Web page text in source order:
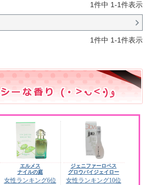
1件中 1-1件表示
1件中 1-1件表示
エルメス
ナイルの庭
女性ランキング6位
ジェニファーロペス
グロウバイジェイロー
女性ランキング10位